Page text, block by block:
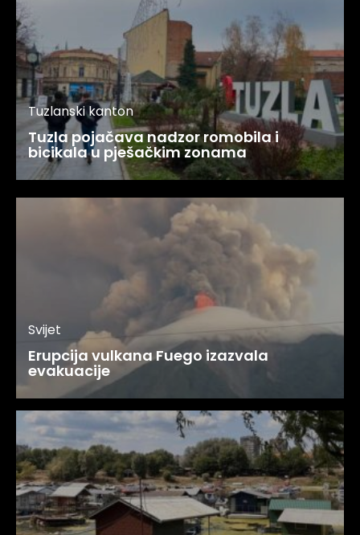
Tuzlanski kanton
Tuzla pojačava nadzor romobila i
bicikala u pješačkim zonama
Svijet
Erupcija vulkana Fuego izazvala
evakuacije